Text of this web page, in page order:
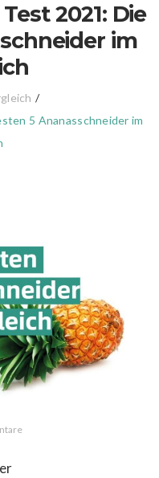
2021: Die
im
/
5 Ananasschneider im